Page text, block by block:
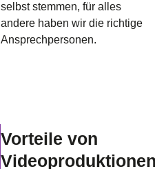
selbst stemmen, für alles
andere haben wir die richtige
Ansprechpersonen.
Vorteile von